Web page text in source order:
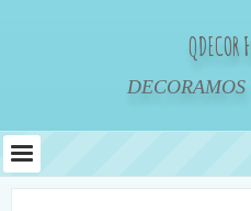
QDECOR
DECORAMOS